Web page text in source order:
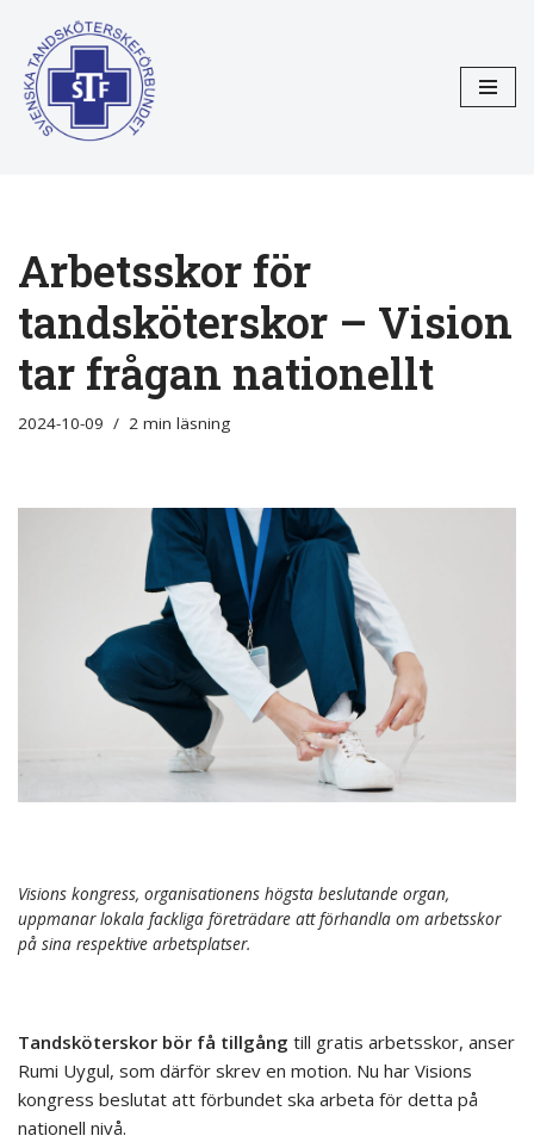
Hoppa
till
innehåll
Arbetsskor för
tandsköterskor – Vision
tar frågan nationellt
2024-10-09 2 min läsning
Visions kongress, organisationens högsta beslutande organ,
uppmanar lokala fackliga företrädare att förhandla om arbetsskor
på sina respektive arbetsplatser.
Tandsköterskor bör få tillgång till gratis arbetsskor, anser
Rumi Uygul, som därför skrev en motion. Nu har Visions
kongress beslutat att förbundet ska arbeta för detta på
nationell nivå.